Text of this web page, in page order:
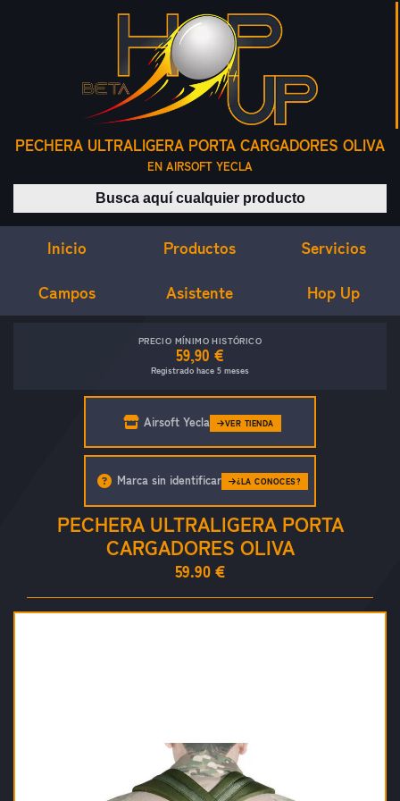
PECHERA ULTRALIGERA PORTA CARGADORES OLIVA
EN AIRSOFT YECLA
Buscar productos
Inicio Productos Servicios
Campos Asistente Hop Up
PRECIO MÍNIMO HISTÓRICO
59,90 €
Registrado hace 5 meses
Airsoft Yecla VER TIENDA
PECHERA ULTRALIGERA PORTA
CARGADORES OLIVA
59.90 €
Marca sin identificar ¿LA CONOCES?